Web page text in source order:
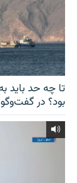
تا چه حد باید
بود؟ در گفت‌وگو